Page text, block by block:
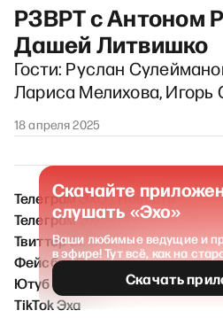
РЗВРТ с Антоном
Дашей Литвишко
Гости: Руслан
Лариса Мелихова, Игорь
18 апреля 2025
Скачайте
слушать «Эхо»
Ваши любимые ведущие и
в эфире! Тут всё, как на
Скачать
Телеграм ЭХО / Новости
Телеграм ЭХО FM
Твиттер Эха
Фейсбук Эха
Ютуб Эха
TikTok Эха